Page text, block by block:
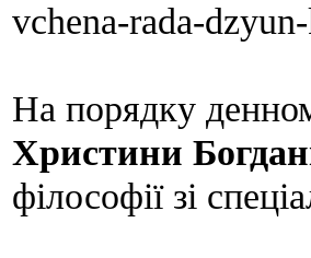
vchena-rada-
На порядку
Христини
філософії зі